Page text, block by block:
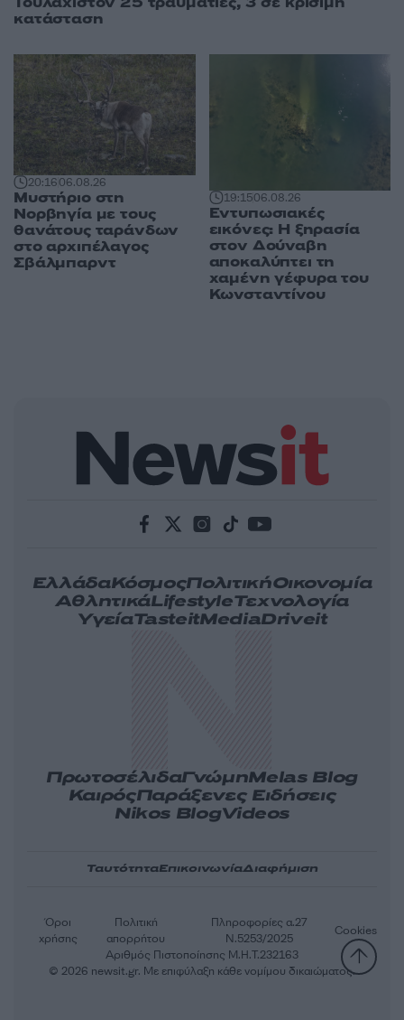
κατάσταση
20:1606.08.26
Μυστήριο στη
Νορβηγία με τους
θανάτους ταράνδων
στο αρχιπέλαγος
Σβάλμπαρντ
19:1506.08.26
Εντυπωσιακές
εικόνες: Η ξηρασία
στον Δούναβη
αποκαλύπτει τη
χαμένη γέφυρα του
Κωνσταντίνου
ΕλλάδαΚόσμοςΠολιτικήΟικονομία
ΑθλητικάLifestyleΤεχνολογία
ΥγείαTasteitMediaDriveit
ΠρωτοσέλιδαΓνώμηMelas Blog
ΚαιρόςΠαράξενες Ειδήσεις
Nikos BlogVideos
ΤαυτότηταΕπικοινωνίαΔιαφήμιση
Αριθμός Πιστοποίησης Μ.Η.Τ.232163
Όροι
χρήσης
Πολιτική
απορρήτου
Πληροφορίες α.27
Ν.5253/2025
Cookies
© 2026 newsit.gr. Με επιφύλαξη κάθε νομίμου δικαιώματος.